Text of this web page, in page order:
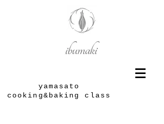
yamasato
cooking&baking class